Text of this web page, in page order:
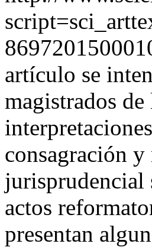
artículo se
magistrados
consagración
jurisprudencial
actos
presentan